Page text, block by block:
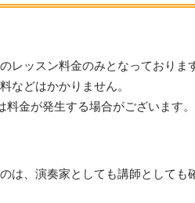
レッスン料金のみとなっております
などはかかりません。
金が発生する場合がございます。
は、演奏家としても講師としても